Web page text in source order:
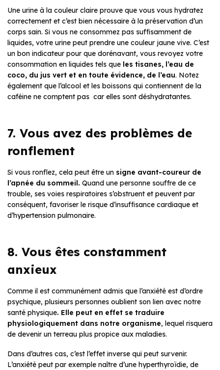
Une urine à la couleur claire prouve que vous vous hydratez
correctement et c’est bien nécessaire à la préservation d’un
corps sain. Si vous ne consommez pas suffisamment de
liquides, votre urine peut prendre une couleur jaune vive. C’est
un bon indicateur pour que dorénavant, vous revoyez votre
consommation en liquides tels que les tisanes, l’eau de
coco, du jus vert et en toute évidence, de l’eau. Notez
également que l’alcool et les boissons qui contiennent de la
caféine ne comptent pas car elles sont déshydratantes.
7. Vous avez des problèmes de
ronflement
Si vous ronflez, cela peut être un signe avant-coureur de
l’apnée du sommeil. Quand une personne souffre de ce
trouble, ses voies respiratoires s’obstruent et peuvent par
conséquent, favoriser le risque d’insuffisance cardiaque et
d’hypertension pulmonaire.
8. Vous êtes constamment
anxieux
Comme il est communément admis que l’anxiété est d’ordre
psychique, plusieurs personnes oublient son lien avec notre
santé physique. Elle peut en effet se traduire
physiologiquement dans notre organisme, lequel risquera
de devenir un terreau plus propice aux maladies.
Dans d’autres cas, c’est l’effet inverse qui peut survenir.
L’anxiété peut par exemple naître d’une hyperthyroïdie, de